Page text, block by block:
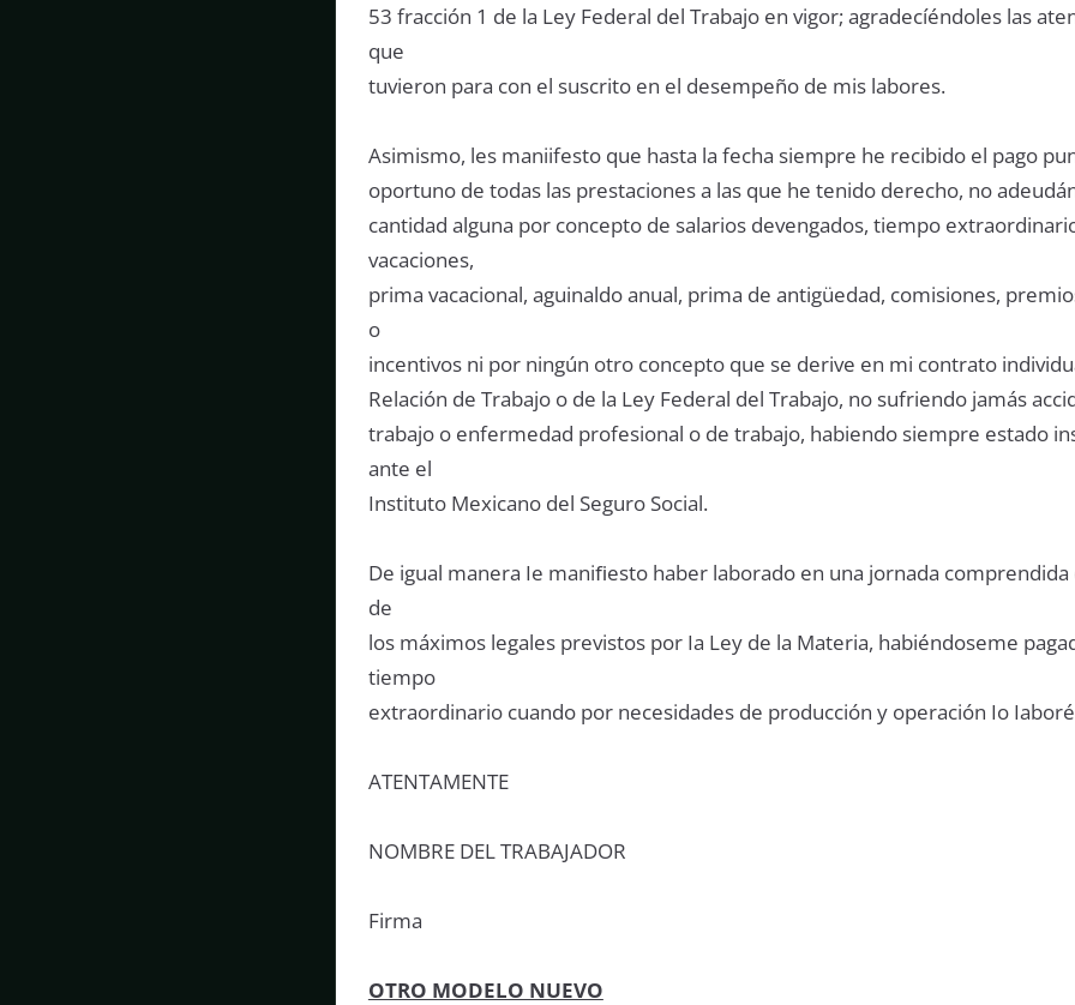
53 fracción 1 de la Ley Federal del Trabajo en vigor; agradecíéndoles las
que
tuvieron para con el suscrito en el desempeño de mis labores.
Asimismo, les maniifesto que hasta la fecha siempre he recibido el pago
oportuno de todas las prestaciones a las que he tenido derecho, no
cantidad alguna por concepto de salarios devengados, tiempo
vacaciones,
prima vacacional, aguinaldo anual, prima de antigüedad, comisiones,
o
incentivos ni por ningún otro concepto que se derive en mi contrato
Relación de Trabajo o de la Ley Federal del Trabajo, no sufriendo jamás
trabajo o enfermedad profesional o de trabajo, habiendo siempre estado
ante el
Instituto Mexicano del Seguro Social.
De igual manera Ie maniﬁesto haber laborado en una jornada
de
los máximos legales previstos por Ia Ley de la Materia, habiéndoseme
tiempo
extraordinario cuando por necesidades de producción y operación Io
ATENTAMENTE
NOMBRE DEL TRABAJADOR
Firma
OTRO MODELO NUEVO